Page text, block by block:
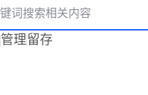
管理留存